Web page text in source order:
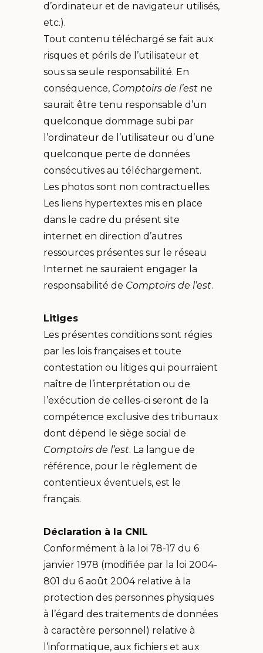
d’ordinateur et de navigateur utilisés,
etc.).
Tout contenu téléchargé se fait aux
risques et périls de l’utilisateur et
sous sa seule responsabilité. En
conséquence, Comptoirs de l’est ne
saurait être tenu responsable d’un
quelconque dommage subi par
l’ordinateur de l’utilisateur ou d’une
quelconque perte de données
consécutives au téléchargement.
Les photos sont non contractuelles.
Les liens hypertextes mis en place
dans le cadre du présent site
internet en direction d’autres
ressources présentes sur le réseau
Internet ne sauraient engager la
responsabilité de Comptoirs de l’est.
Litiges
Les présentes conditions sont régies
par les lois françaises et toute
contestation ou litiges qui pourraient
naître de l’interprétation ou de
l’exécution de celles-ci seront de la
compétence exclusive des tribunaux
dont dépend le siège social de
Comptoirs de l’est. La langue de
référence, pour le règlement de
contentieux éventuels, est le
français.
Déclaration à la CNIL
Conformément à la loi 78-17 du 6
janvier 1978 (modifiée par la loi 2004-
801 du 6 août 2004 relative à la
protection des personnes physiques
à l’égard des traitements de données
à caractère personnel) relative à
l’informatique, aux fichiers et aux